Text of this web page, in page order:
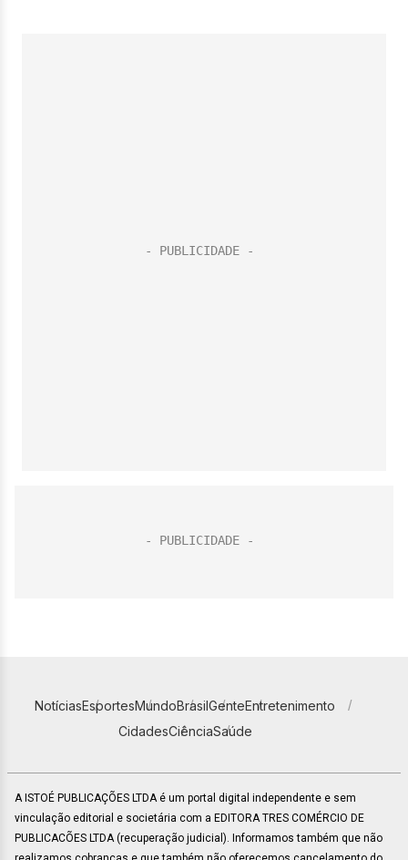
NotíciasEsportesMundoBrasilGenteEntretenimento
CidadesCiênciaSaúde
A ISTOÉ PUBLICAÇÕES LTDA é um portal digital independente e sem
vinculação editorial e societária com a EDITORA TRES COMÉRCIO DE
PUBLICACÕES LTDA (recuperação judicial). Informamos também que não